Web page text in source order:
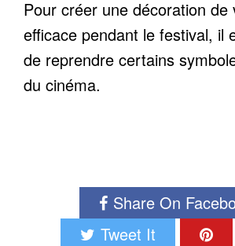
Pour créer une décoration de
efficace pendant le festival, il
de reprendre certains
du cinéma.
Share On
Tweet It